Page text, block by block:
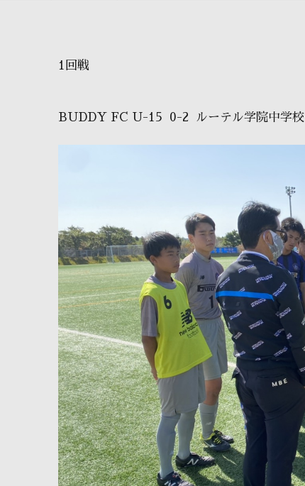
1回戦
BUDDY FC U-15 0-2 ルーテル学院中学校